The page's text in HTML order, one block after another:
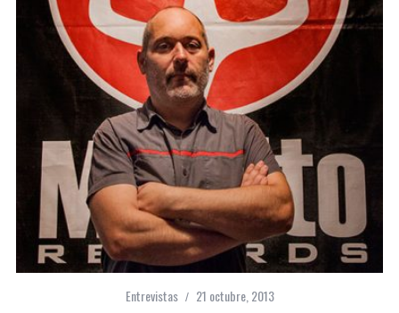
Entrevistas 21 octubre, 2013